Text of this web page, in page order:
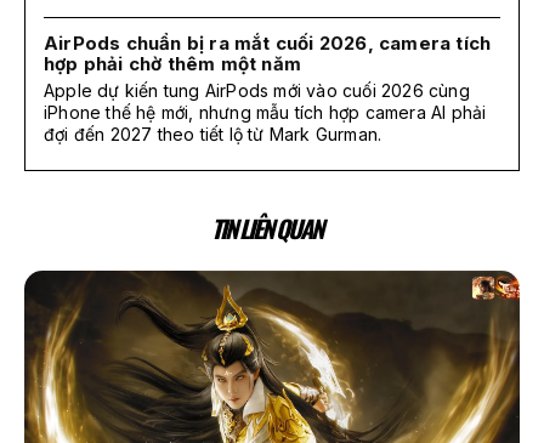
AirPods chuẩn bị ra mắt cuối 2026, camera tích
hợp phải chờ thêm một năm
Apple dự kiến tung AirPods mới vào cuối 2026 cùng
iPhone thế hệ mới, nhưng mẫu tích hợp camera AI phải
đợi đến 2027 theo tiết lộ từ Mark Gurman.
TIN LIÊN QUAN